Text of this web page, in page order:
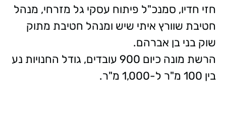
חזי חדיו, סמנכ"ל פיתוח עסקי גל מזרחי, מנהל
חטיבת שוורץ איתי שיש ומנהל חטיבת מתוק
שוק בני בן אברהם.
הרשת מונה כיום 900 עובדים, גודל החנויות נע
בין 100 מ"ר ל-1,000 מ"ר.